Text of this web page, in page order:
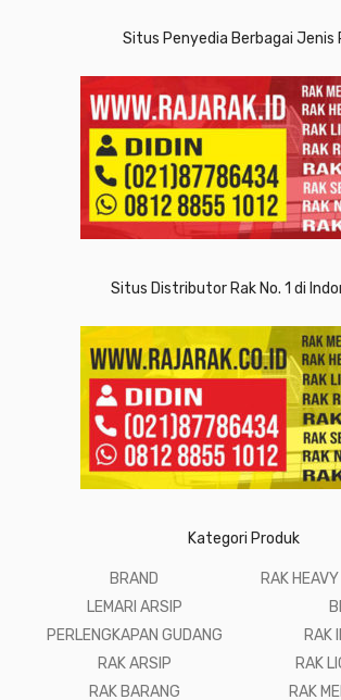
Situs Penyedia Berbagai Jenis
Situs Distributor Rak No. 1 di
Kategori Produk
BRAND
LEMARI ARSIP
PERLENGKAPAN GUDANG
RAK ARSIP
RAK BARANG
RAK
RAK
RAK
RAK